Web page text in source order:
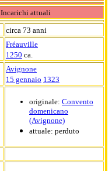
Incarichi attuali
circa 73 anni
Fréauville
1250 ca.
Avignone
15 gennaio 1323
originale: Convento
domenicano
(Avignone)
attuale: perduto